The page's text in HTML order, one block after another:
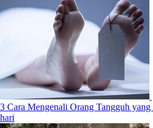
3 Cara Mengenali Orang Tangguh
hari